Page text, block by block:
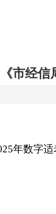
市经信
年数字